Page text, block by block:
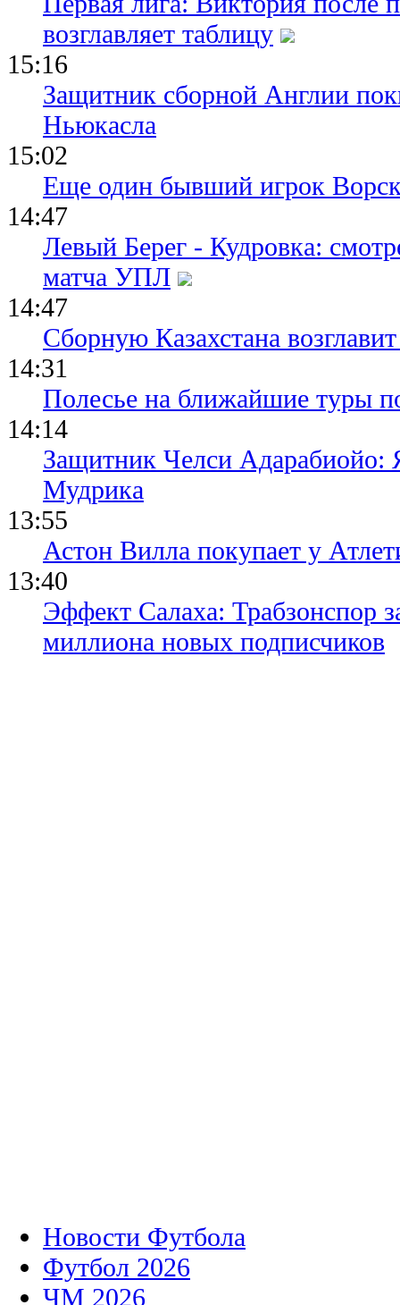
возглавляет таблицу
15:16
Защитник сборной Англии
Ньюкасла
15:02
Еще один бывший игрок
14:47
Левый Берег - Кудровка:
матча УПЛ
14:47
Сборную Казахстана
14:31
Полесье на ближайшие туры
14:14
Защитник Челси Адарабиойо:
Мудрика
13:55
Астон Вилла покупает у
13:40
Эффект Салаха: Трабзонспор
миллиона новых подписчиков
Новости Футбола
Футбол 2026
ЧМ 2026